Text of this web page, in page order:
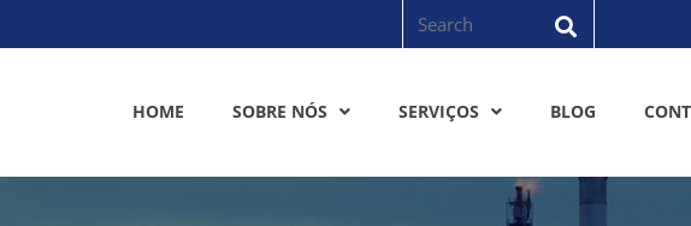
HOME SOBRE NÓS SERVIÇOS BLOG